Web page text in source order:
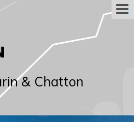
& Chatton